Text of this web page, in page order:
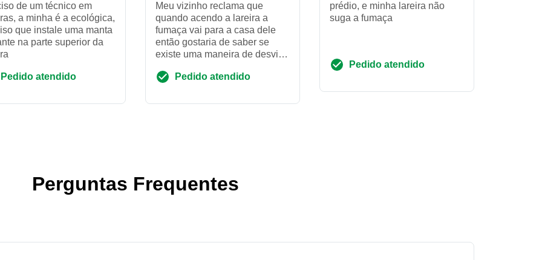
de um técnico em
a minha é a ecológica,
que instale uma manta
na parte superior da
Pedido atendido
Meu vizinho reclama que
quando acendo a lareira a
fumaça vai para a casa dele
então gostaria de saber se
existe uma maneira de desviar
via tubulação ou outra ...
Pedido atendido
prédio, e minha lareira não
suga a fumaça
Pedido atendido
Perguntas Frequentes